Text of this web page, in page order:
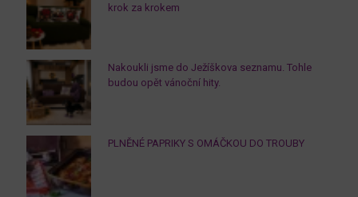
krok za krokem
Nakoukli jsme do Ježíškova seznamu. Tohle
budou opět vánoční hity.
PLNĚNÉ PAPRIKY S OMÁČKOU DO TROUBY